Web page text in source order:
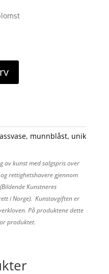
, munnblåst, unik
av kunst med salgspris over
rettighetshavere gjennom
Kunstneres
i Norge). Kunstavgiften er
På produktene dette
produktet.